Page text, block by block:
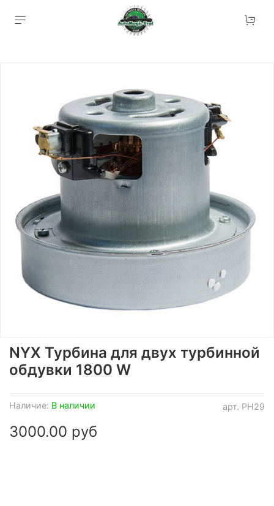
арт. PH29
Наличие: В наличии
NYX Турбина для двух турбинной
обдувки 1800 W
3000.00 руб